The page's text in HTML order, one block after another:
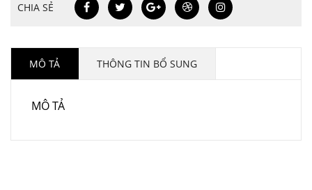
TD8114
lượng
CHIA SẺ
MÔ TẢ THÔNG TIN BỔ SUNG
MÔ TẢ